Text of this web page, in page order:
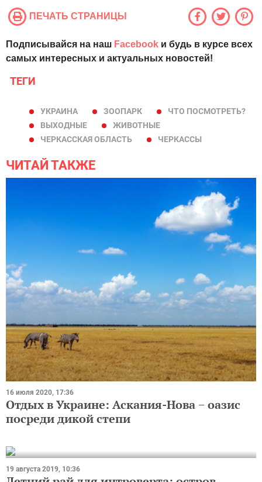
ПЕЧАТЬ СТРАНИЦЫ
Подписывайся на наш Facebook и будь в курсе всех
самых интересных и актуальных новостей!
ТЕГИ
УКРАИНА ЗООПАРК
ЧТО ПОСМОТРЕТЬ?
ВЫХОДНЫЕ
ЖИВОТНЫЕ
ЧЕРКАССКАЯ ОБЛАСТЬ
ЧЕРКАССЫ
ЧИТАЙ ТАКЖЕ
16 июля 2020, 17:36
Отдых в Украине: Аскания-Нова − оазис
посреди дикой степи
19 августа 2019, 10:36